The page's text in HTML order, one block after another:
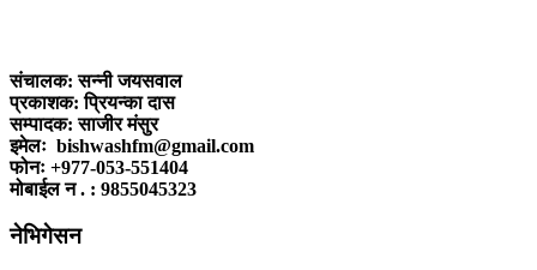
संचालक: सन्नी जयसवाल
प्रकाशक: प्रियन्का दास
सम्पादक: साजीर मंसुर
इमेलः bishwashfm@gmail.com
फोनः +977-053-551404
मोबाईल न . : 9855045323
नेभिगेसन